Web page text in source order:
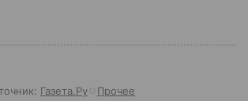
Газета.Ру Прочее